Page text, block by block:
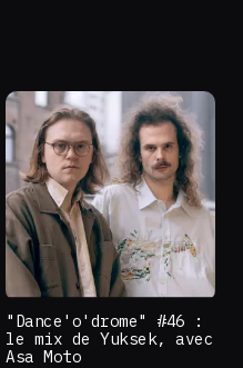
"Dance'o'drome" #46 :
le mix de Yuksek, avec
Asa Moto